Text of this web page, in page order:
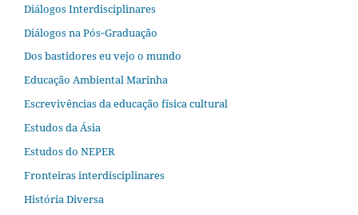
Diálogos Interdisciplinares
Diálogos na Pós‐Graduação
Dos bastidores eu vejo o mundo
Educação Ambiental Marinha
Escrevivências da educação física cultural
Estudos da Ásia​
Estudos do NEPER
Fronteiras interdisciplinares
História Diversa